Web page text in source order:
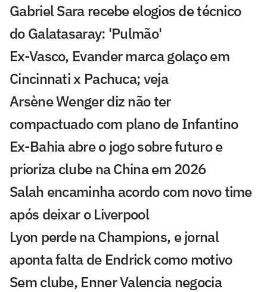
Gabriel Sara recebe elogios de técnico
do Galatasaray: 'Pulmão'
Ex-Vasco, Evander marca golaço em
Cincinnati x Pachuca; veja
Arsène Wenger diz não ter
compactuado com plano de Infantino
Ex-Bahia abre o jogo sobre futuro e
prioriza clube na China em 2026
Salah encaminha acordo com novo time
após deixar o Liverpool
Lyon perde na Champions, e jornal
aponta falta de Endrick como motivo
Sem clube, Enner Valencia negocia